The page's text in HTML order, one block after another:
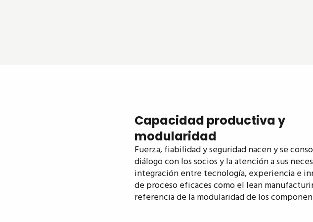
Capacidad productiva y
modularidad
Fuerza, fiabilidad y seguridad nacen y se
diálogo con los socios y la atención a sus
integración entre tecnología, experiencia e
de proceso eficaces como el lean
referencia de la modularidad de los